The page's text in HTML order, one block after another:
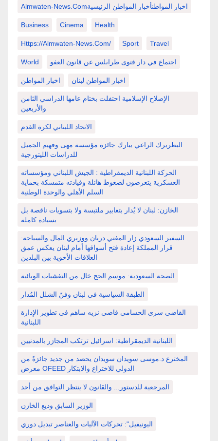
Almwaten-News.comاخبار المواطنأخبار المواطن الرئيسية
Business Cinema Health
Https://almwaten-News.com/ Sport Travel
World اجتماع في دار فتوى طرابلس عن قانون العفو
اخبار المواطن اخبار المواطن لبنان
الإصلاح الإسلامية احتفلت بختام عامها الدراسي الثامن
والأربعين
الاتحاد اللبناني لكرة القدم
البطريرك الراعي يبارك جائزة مؤسسة مهى وفهيم الجميل
للدراسات الليتورجية
الحركة اللبنانية الديمقراطية : الجيش اللبناني ومؤسساته
العسكرية يتعرضون لضغوط هائلة وقيادته متمسكة بحماية
السلم الأهلي والوحدة الوطنية
الخازن: لبنان لا يُدار بتعابير ملتبسة ولا بتسويات ناقصة بل
بسيادة كاملة
السفير السعودي زار المفتي دريان ووزيري المال والسياحة:
قرار المملكة إعادة فتح أسواقها أمام لبنان يعكس عمق
العلاقات الأخوية بين البلدين
الصحة السعودية: موسم الحج خال من التفشيات الوبائية
الطبقة السياسية في لبنان وفنّ الشلل المُدار
القاضي سرى الحسامي قاضي نزيه ساهم في تطوير الإدارة
اللبنانية
اللبنانية الديمقراطية: اسرائيل ترتكب المجازر بالمدنيين
المخترع د.موسى سويدان سويدان يحصد من جديد جائزةً من
معرض OFEED الدولي للاختراع والابتكار
المرجعية للدستور... والقانون لا ينتظر التوافق من أحد
الوزير السابق وديع الخازن
اليونيفيل": تحركات الآليات والعناصر تبديل دوري